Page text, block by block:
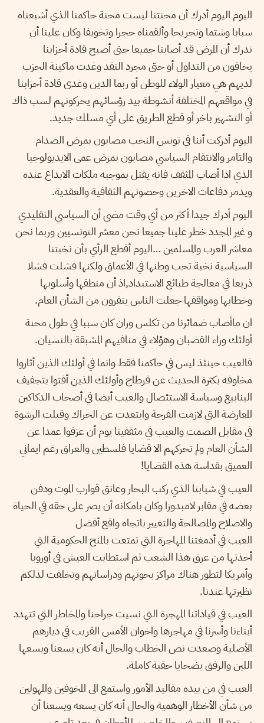
اليوم اليوم أدرك أن محنتنا ليست محنة حاكمنا الذي أشبعناه
سبابا وشتما وتجريحا وألقمناه حجرا وتخويفا وكان علينا أن
ندرك أن المرض قد أصابنا جميعا حتى أصبح قادة أحزابنا
يخافون من التداول أو حتى مجرد النقد وغدت ماكينة الحزب
لديهم هي معيار الولاء للوطن أو ربما الدين وغدى قادة أحزابنا
في مواقعهم المختلفة أنشوطة بيد رؤسائهم يحركونهم لسب ذاك
أو التشهير باخر أو قطع الطريق على أي مسلك جديد.
اليوم أدركت أننا في تونس النخب مصابون بمرض الصدام
والتامر والانتقام السياسي مصابون بمرض عمى الايديولوجيا
الذي اذا أصاب المثقف فانه يقتل بموجبه ملكات الابداع عنده
ويدمر دفاعات الاخرين وحصونهم الثقافية والعقدية.
اليوم أدرك جيدا أكثر من أي وقت مضى أن السياسي التقليدي
و غير المجدد خطر علينا جميعا نحن معشر التونسيين وربما نحن
معاشر العرب والمسلمين …اليوم أقطع الرأي بأن نخبتنا
السياسية نخبة تحب وطنها في الأعماق ولكنها فشلت فشلا
ذريعا في معالجة طبائع الاستبداد,اذ أن منطقها وأسلوبها
وخطابها ومواقفها جعلت الناس ينفرون من الشأن العام.
ان ماأصاب ضمائرنا من تكلس وران كان سببا في طول محنة
أولئك وراء القضبان وهؤلاء في منافيهم المشبقة بالنسيان.
فالعيب حينئذ ليس في حاكمنا فقط وانما في أولئك الذين أثاروا
مخاوفه بكثرة الحديث عن قرطاج وأولئك الذين أفتوا بتجفيف
الينابيع وسياسة الاستئصال والعيب أيضا في أصحاب الدكاكين
المعارضة التي لازمت الفرجة وابتعدت عن الحراك وقبلت الرشوة
في مقابل الصمت والعيب في مثقفينا يوم أن عزفوا عمدا عن
الشأن العام ولم تحركهم الا قضايا فلسطين والعراق رغم ايماني
العميق بقداسة هذه القضايا!
العيب في شبابنا الذي ركب البحار وعانق قوارب الموت ودفن
بعضه في مقابر لامبدوزا وكان بامكانه أن يصر على حقه في الحياة
والاصلاح والمصالحة والتغيير باتجاه واقع أفضل
العيب في أدمغتنا المهاجرة التي تمتعت بالمنح الحكومية التي
أخذتها من عرق هذا الشعب ثم استطابت العيش في أوروبا
وأمريكا لتطور هناك مراكز بحوثهم ودراساتهم وتخلفت لذلكم
نظيرتها عندنا.
العيب في قياداتنا المهجرة التي نسيت جراحنا والمخاطر التي تتهدد
أبناءنا وأسرنا في مهاجرها واخوان الأمس القريب في ديارهم
الأصلية وصعدت نص الخطاب والحال أنه كان يسعنا ويسعها
اللين والرفق بضحايا حقبة كاملة.
العيب في من بيده مقاليد الأمور واستمع الى المخوفين والمهولين
من شأن الأخطار الوهمية والحال أنه كان يسعه ويسعنا أن